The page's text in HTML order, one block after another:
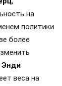
на
политики
более
Энди
веса на